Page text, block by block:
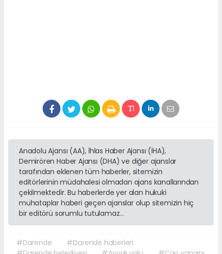
Anadolu Ajansı (AA), İhlas Haber Ajansı (İHA),
Demirören Haber Ajansı (DHA) ve diğer ajanslar
tarafından eklenen tüm haberler, sitemizin
editörlerinin müdahalesi olmadan ajans kanallarından
çekilmektedir. Bu haberlerde yer alan hukuki
muhataplar haberi geçen ajanslar olup sitemizin hiç
bir editörü sorumlu tutulamaz...
#Darende
#Darende haberleri